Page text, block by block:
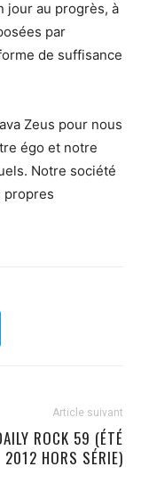
jour au progrès, à
par
de suffisance
Zeus pour nous
égo et notre
Notre société
propres
Article suivant
ROCK 59 (ÉTÉ
2012 HORS SÉRIE)